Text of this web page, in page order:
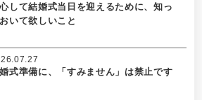
して結婚式当日を迎えるために、知っ
いて欲しいこと
式準備に、「すみません」は禁止です